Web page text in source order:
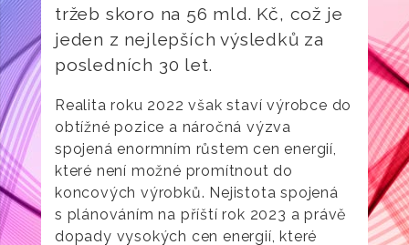
tržeb skoro na 56 mld. Kč, což je
jeden z nejlepších výsledků za
posledních 30 let.
Realita roku 2022 však staví výrobce do
obtížné pozice a náročná výzva
spojená enormním růstem cen energií,
které není možné promítnout do
koncových výrobků. Nejistota spojená
s plánováním na příští rok 2023 a právě
dopady vysokých cen energií, které